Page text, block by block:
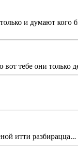
и думают кого бы
вот тебе они
итти